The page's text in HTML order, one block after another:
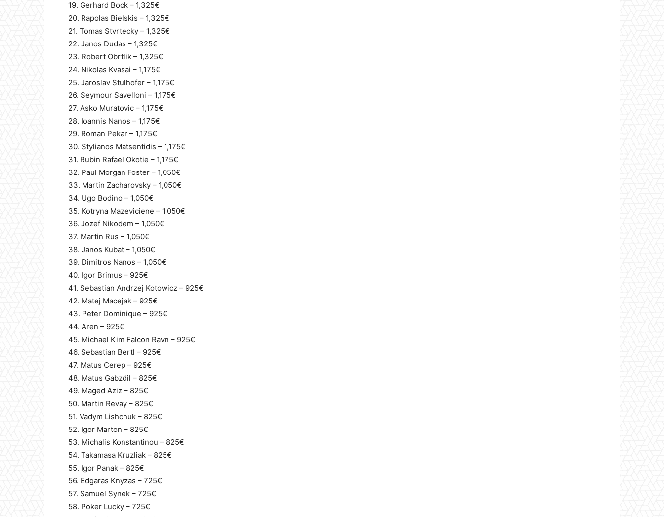
19. Gerhard Bock – 1,325€
20. Rapolas Bielskis – 1,325€
21. Tomas Stvrtecky – 1,325€
22. Janos Dudas – 1,325€
23. Robert Obrtlik – 1,325€
24. Nikolas Kvasai – 1,175€
25. Jaroslav Stulhofer – 1,175€
26. Seymour Savelloni – 1,175€
27. Asko Muratovic – 1,175€
28. Ioannis Nanos – 1,175€
29. Roman Pekar – 1,175€
30. Stylianos Matsentidis – 1,175€
31. Rubin Rafael Okotie – 1,175€
32. Paul Morgan Foster – 1,050€
33. Martin Zacharovsky – 1,050€
34. Ugo Bodino – 1,050€
35. Kotryna Mazeviciene – 1,050€
36. Jozef Nikodem – 1,050€
37. Martin Rus – 1,050€
38. Janos Kubat – 1,050€
39. Dimitros Nanos – 1,050€
40. Igor Brimus – 925€
41. Sebastian Andrzej Kotowicz – 925€
42. Matej Macejak – 925€
43. Peter Dominique – 925€
44. Aren – 925€
45. Michael Kim Falcon Ravn – 925€
46. Sebastian Bertl – 925€
47. Matus Cerep – 925€
48. Matus Gabzdil – 825€
49. Maged Aziz – 825€
50. Martin Revay – 825€
51. Vadym Lishchuk – 825€
52. Igor Marton – 825€
53. Michalis Konstantinou – 825€
54. Takamasa Kruzliak – 825€
55. Igor Panak – 825€
56. Edgaras Knyzas – 725€
57. Samuel Synek – 725€
58. Poker Lucky – 725€